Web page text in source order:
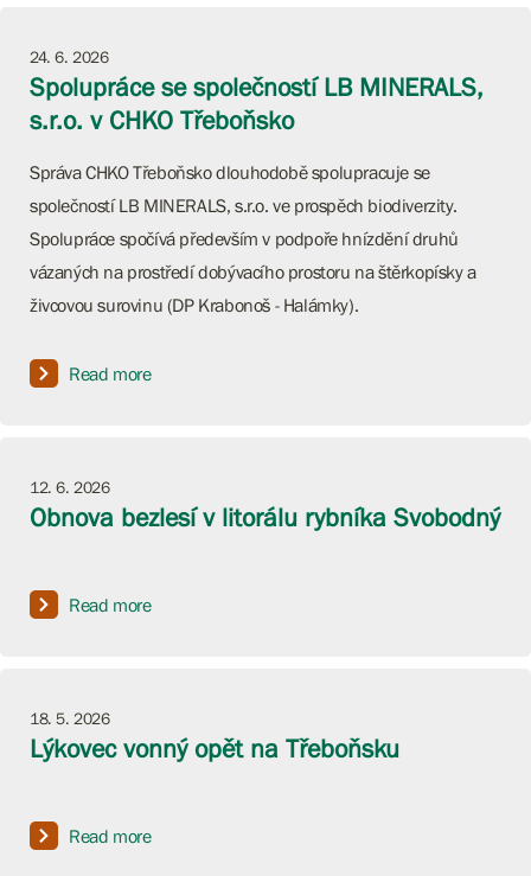
24. 6. 2026
Spolupráce se společností LB MINERALS,
s.r.o. v CHKO Třeboňsko
Správa CHKO Třeboňsko dlouhodobě spolupracuje se
společností LB MINERALS, s.r.o. ve prospěch biodiverzity.
Spolupráce spočívá především v podpoře hnízdění druhů
vázaných na prostředí dobývacího prostoru na štěrkopísky a
živcovou surovinu (DP Krabonoš - Halámky).
Read more
12. 6. 2026
Obnova bezlesí v litorálu rybníka Svobodný
Read more
18. 5. 2026
Lýkovec vonný opět na Třeboňsku
Read more